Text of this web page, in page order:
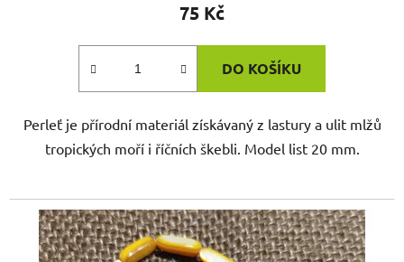
75 Kč
DO KOŠÍKU
Perleť je přírodní materiál získávaný z lastury a ulit mlžů
tropických moří i říčních škebli. Model list 20 mm.